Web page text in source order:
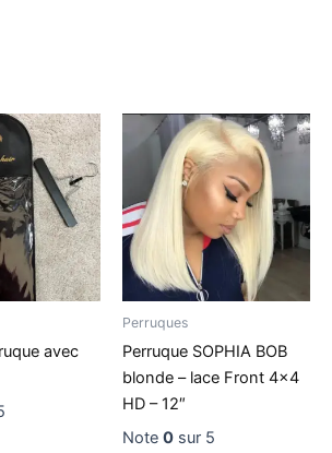
avec
Perruques
Perruque SOPHIA BOB
blonde – lace Front 4×4
HD – 12″
Note 0sur 5